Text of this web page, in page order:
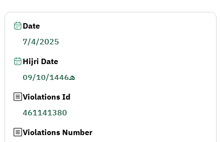
Date
7/4/2025
Hijri Date
09/10/1446هـ
Violations Id
461141380
Violations Number